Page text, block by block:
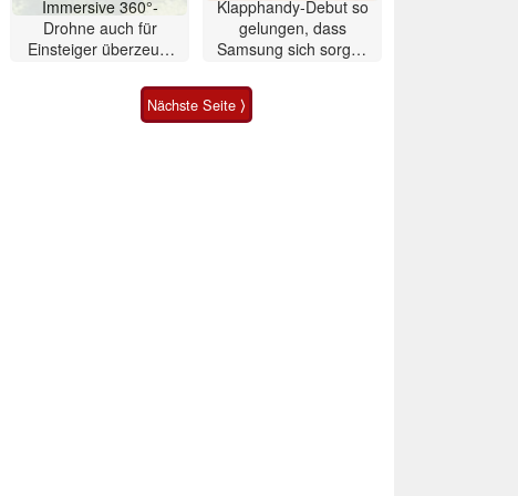
Immersive 360°-
Drohne auch für
Einsteiger überzeugt
Klapphandy-Debut so
gelungen, dass
Samsung sich sorgen
Smartphone im Test
Nächste Seite ⟩